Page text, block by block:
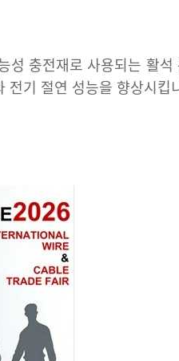
충전재로 사용되는 활석
전기 절연 성능을 향상시킵